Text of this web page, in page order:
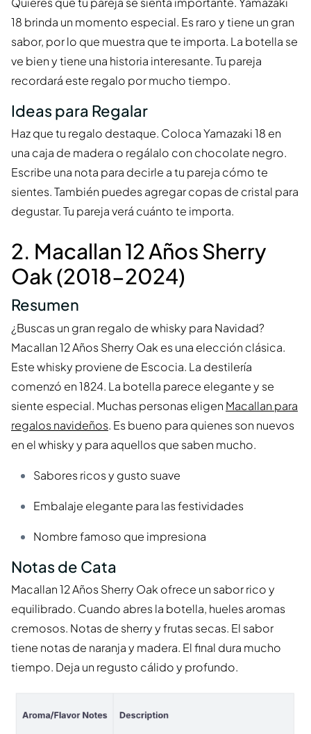
18 brinda un momento especial. Es raro y tiene un gran
sabor, por lo que muestra que te importa. La botella se
ve bien y tiene una historia interesante. Tu pareja
recordará este regalo por mucho tiempo.
Ideas para Regalar
Haz que tu regalo destaque. Coloca Yamazaki 18 en
una caja de madera o regálalo con chocolate negro.
Escribe una nota para decirle a tu pareja cómo te
sientes. También puedes agregar copas de cristal para
degustar. Tu pareja verá cuánto te importa.
2. Macallan 12 Años Sherry
Oak (2018-2024)
Resumen
¿Buscas un gran regalo de whisky para Navidad?
Macallan 12 Años Sherry Oak es una elección clásica.
Este whisky proviene de Escocia. La destilería
comenzó en 1824. La botella parece elegante y se
siente especial. Muchas personas eligen Macallan para
regalos navideños. Es bueno para quienes son nuevos
en el whisky y para aquellos que saben mucho.
Sabores ricos y gusto suave
Embalaje elegante para las festividades
Nombre famoso que impresiona
Notas de Cata
Macallan 12 Años Sherry Oak ofrece un sabor rico y
equilibrado. Cuando abres la botella, hueles aromas
cremosos. Notas de sherry y frutas secas. El sabor
tiene notas de naranja y madera. El final dura mucho
tiempo. Deja un regusto cálido y profundo.